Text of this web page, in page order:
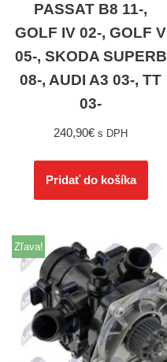
PASSAT B8 11-,
GOLF IV 02-, GOLF V
05-, SKODA SUPERB
08-, AUDI A3 03-, TT
03-
240,90€ s DPH
Pridať do košíka
Zľava!